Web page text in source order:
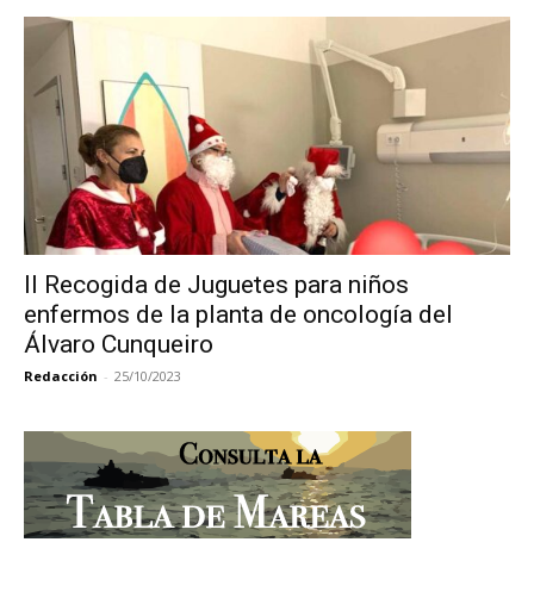
II Recogida de Juguetes para niños
enfermos de la planta de oncología del
Álvaro Cunqueiro
Redacción - 25/10/2023